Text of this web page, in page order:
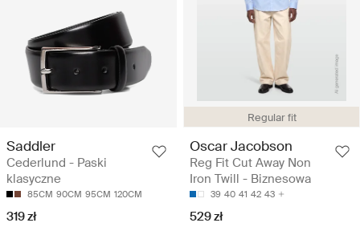
Saddler
Cederlund - Paski
klasyczne
85CM 90CM 95CM 120CM
319 zł
Regular fit
Oscar Jacobson
Reg Fit Cut Away Non
Iron Twill - Biznesowa
39 40 41 42 43
529 zł